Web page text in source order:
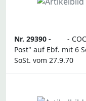
Nr. 29390 -
-
Post" auf Ebf. mit 6
SoSt. vom 27.9.70